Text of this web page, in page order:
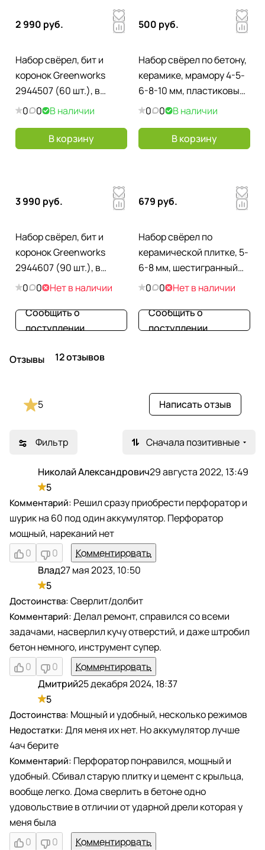
2 990 руб.
Набор свёрел, бит и
коронок Greenworks
2944507 (60 шт.), в
кейсе
0 0 В наличии
В корзину
500 руб.
Набор свёрел по бетону,
керамике, мрамору 4-5-
6-8-10 мм, пластиковый
кейс, Matrix, 5 шт.
0 0 В наличии
В корзину
3 990 руб.
Набор свёрел, бит и
коронок Greenworks
2944607 (90 шт.), в
кейсе
0 0
Нет в наличии
Сообщить о
поступлении
679 руб.
Набор свёрел по
керамической плитке, 5-
6-8 мм, шестигранный
хвостовик
0 0
Нет в наличии
Сообщить о
поступлении
Отзывы 12 отзывов
Фильтр Сначала позитивные
Николай Александрович29 августа 2022, 13:49
5
Решил сразу приобрести перфоратор и
шурик на 60 под один аккумулятор. Перфоратор
мощный, нареканий нет
0
0
Комментировать
Влад27 мая 2023, 10:50
5
Сверлит/долбит
Делал ремонт, справился со всеми
задачами, насверлил кучу отверстий, и даже штробил
бетон немного, инструмент супер.
0
0
Комментировать
Дмитрий25 декабря 2024, 18:37
5
Мощный и удобный, несколько режимов
Для меня их нет. Но аккумулятор лучше
4ач берите
Перфоратор понравился, мощный и
удобный. Сбивал старую плитку и цемент с крыльца,
вообще легко. Дома сверлить в бетоне одно
удовольствие в отличии от ударной дрели которая у
меня была
0
0
Комментировать
5 Написать отзыв